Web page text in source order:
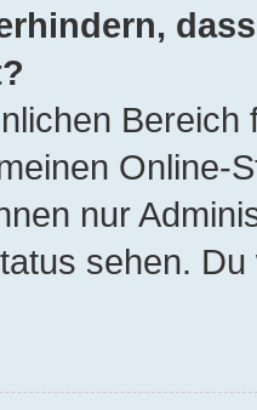
Online-
nur
sehen.